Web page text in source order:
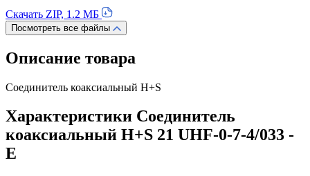
Скачать ZIP, 1.2 МБ
Посмотреть все файлы
Описание товара
Соединитель коаксиальный H+S
Характеристики Соединитель
коаксиальный H+S 21 UHF-0-7-4/033 -
E